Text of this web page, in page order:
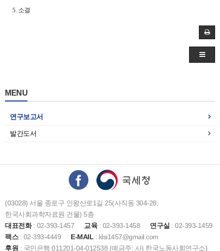
5. 소결
MENU
연구보고서
발간도서
(03028) 서울 종로구 인왕산로1길 25(사직동 304-28,
한국사회과학자료원 건물) 5층
대표전화: 02-393-1457 교육: 02-393-1458 연구실 : 02-393-1459
팩스: 02-393-4449 E-MAIL : klsi1457@gmail.com
후원 : 국민은행 011201-04-012538 (예금주: 사) 한국노동사회연구소)